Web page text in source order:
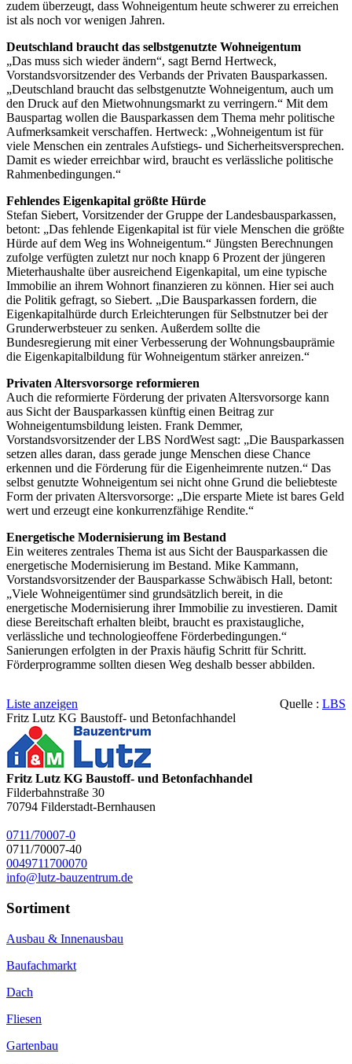
zudem überzeugt, dass Wohneigentum heute schwerer zu erreichen
ist als noch vor wenigen Jahren.
Deutschland braucht das selbstgenutzte Wohneigentum
„Das muss sich wieder ändern“, sagt Bernd Hertweck,
Vorstandsvorsitzender des Verbands der Privaten Bausparkassen.
„Deutschland braucht das selbstgenutzte Wohneigentum, auch um
den Druck auf den Mietwohnungsmarkt zu verringern.“ Mit dem
Bauspartag wollen die Bausparkassen dem Thema mehr politische
Aufmerksamkeit verschaffen. Hertweck: „Wohneigentum ist für
viele Menschen ein zentrales Aufstiegs- und Sicherheitsversprechen.
Damit es wieder erreichbar wird, braucht es verlässliche politische
Rahmenbedingungen.“
Fehlendes Eigenkapital größte Hürde
Stefan Siebert, Vorsitzender der Gruppe der Landesbausparkassen,
betont: „Das fehlende Eigenkapital ist für viele Menschen die größte
Hürde auf dem Weg ins Wohneigentum.“ Jüngsten Berechnungen
zufolge verfügten zuletzt nur noch knapp 6 Prozent der jüngeren
Mieterhaushalte über ausreichend Eigenkapital, um eine typische
Immobilie an ihrem Wohnort finanzieren zu können. Hier sei auch
die Politik gefragt, so Siebert. „Die Bausparkassen fordern, die
Eigenkapitalhürde durch Erleichterungen für Selbstnutzer bei der
Grunderwerbsteuer zu senken. Außerdem sollte die
Bundesregierung mit einer Verbesserung der Wohnungsbauprämie
die Eigenkapitalbildung für Wohneigentum stärker anreizen.“
Privaten Altersvorsorge reformieren
Auch die reformierte Förderung der privaten Altersvorsorge kann
aus Sicht der Bausparkassen künftig einen Beitrag zur
Wohneigentumsbildung leisten. Frank Demmer,
Vorstandsvorsitzender der LBS NordWest sagt: „Die Bausparkassen
setzen alles daran, dass gerade junge Menschen diese Chance
erkennen und die Förderung für die Eigenheimrente nutzen.“ Das
selbst genutzte Wohneigentum sei nicht ohne Grund die beliebteste
Form der privaten Altersvorsorge: „Die ersparte Miete ist bares Geld
wert und erzeugt eine konkurrenzfähige Rendite.“
Energetische Modernisierung im Bestand
Ein weiteres zentrales Thema ist aus Sicht der Bausparkassen die
energetische Modernisierung im Bestand. Mike Kammann,
Vorstandsvorsitzender der Bausparkasse Schwäbisch Hall, betont:
„Viele Wohneigentümer sind grundsätzlich bereit, in die
energetische Modernisierung ihrer Immobilie zu investieren. Damit
diese Bereitschaft erhalten bleibt, braucht es praxistaugliche,
verlässliche und technologieoffene Förderbedingungen.“
Sanierungen erfolgten in der Praxis häufig Schritt für Schritt.
Förderprogramme sollten diesen Weg deshalb besser abbilden.
Quelle : LBS
Liste anzeigen
Fritz Lutz KG Baustoff- und Betonfachhandel
Fritz Lutz KG Baustoff- und Betonfachhandel
Filderbahnstraße 30
70794 Filderstadt-Bernhausen
0711/70007-0
0711/70007-40
0049711700070
info@lutz-bauzentrum.de
Sortiment
Ausbau & Innenausbau
Baufachmarkt
Dach
Fliesen
Gartenbau